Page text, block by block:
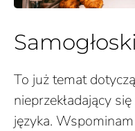
To już temat
nieprzekładający
języka.